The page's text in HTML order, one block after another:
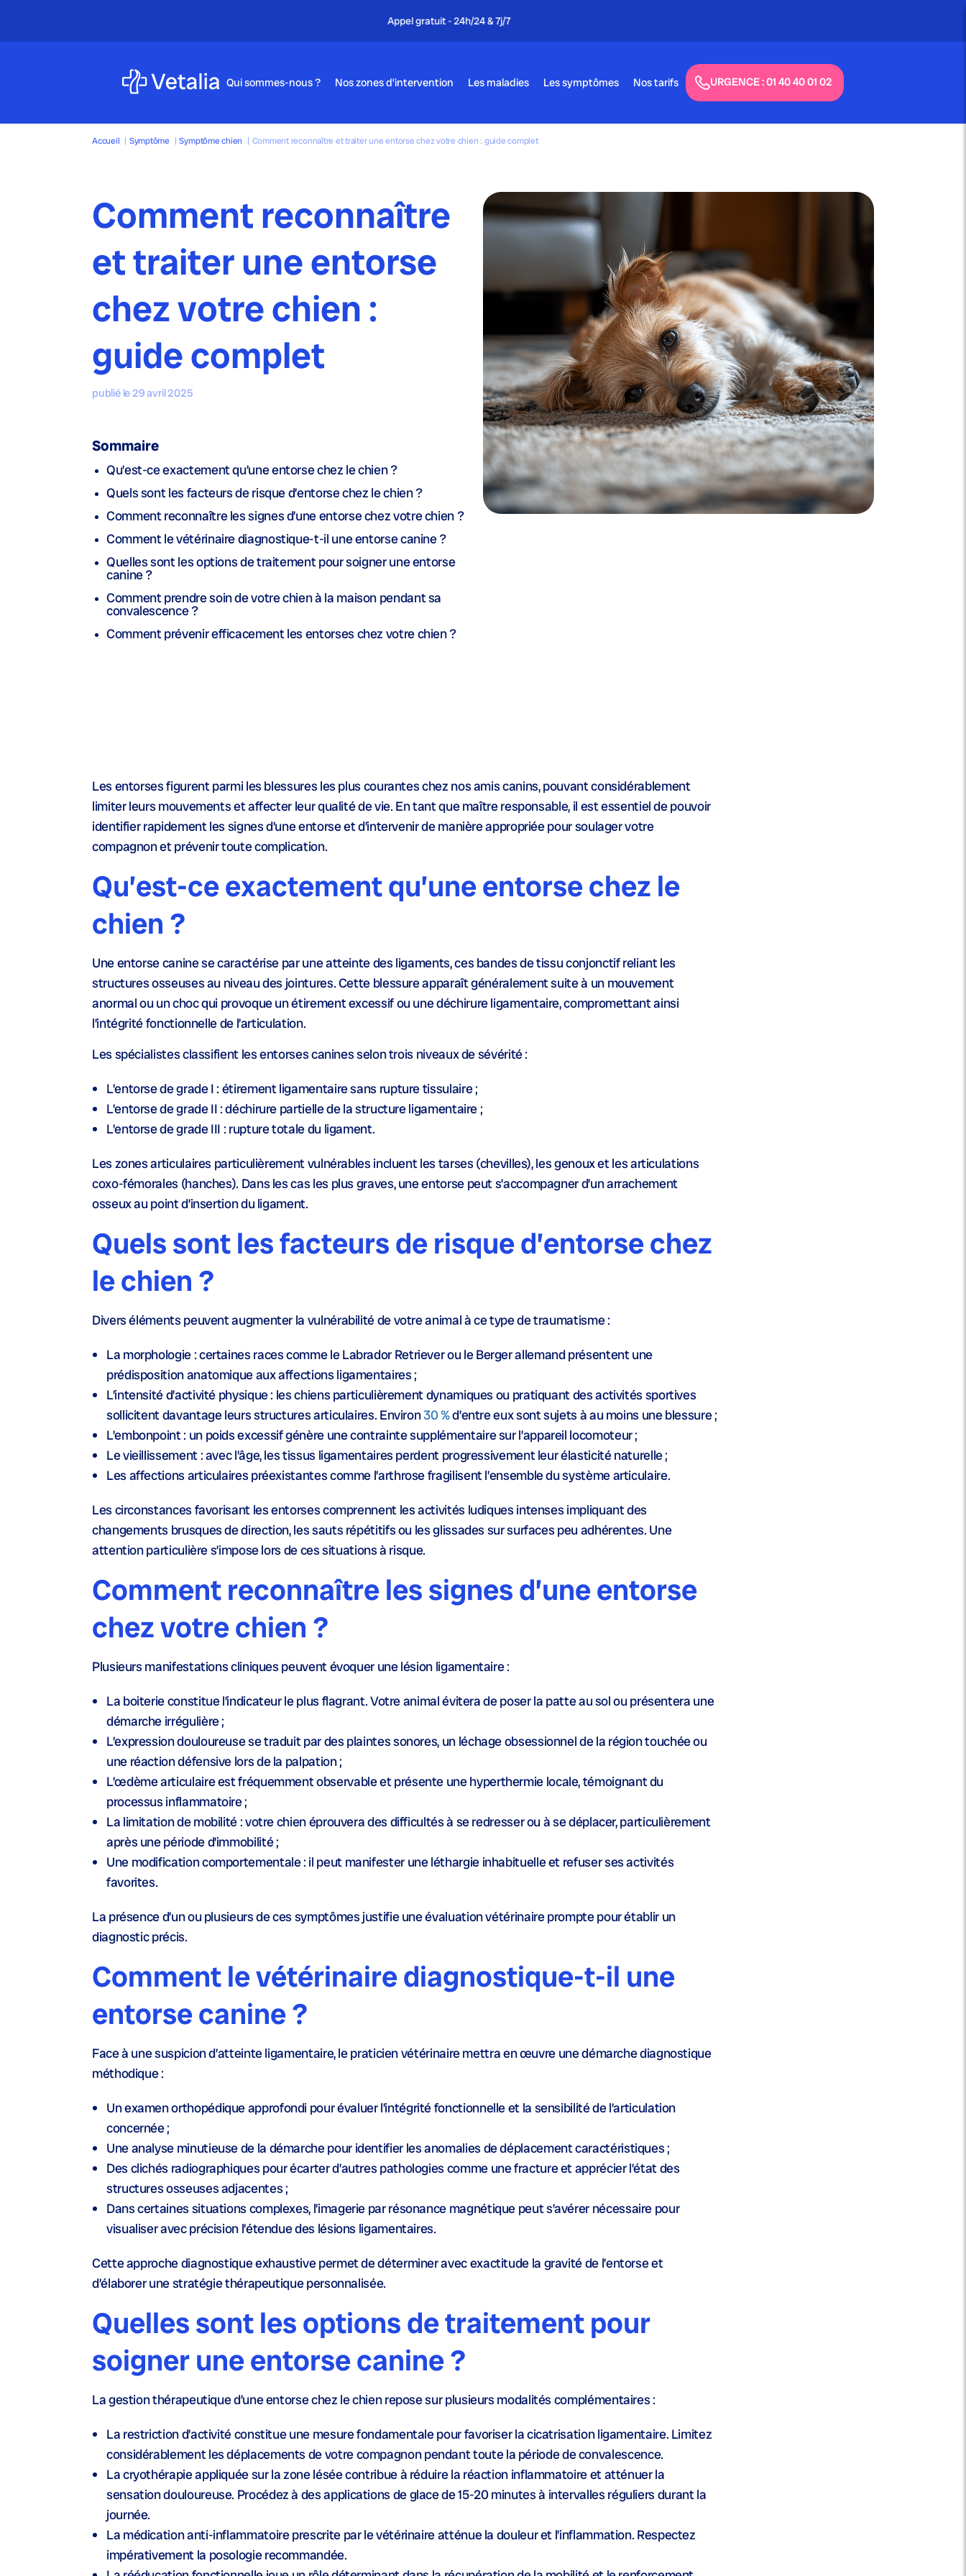
Appel gratuit - 24h/24 & 7j/7
Qui sommes-nous ? Nos zones d’intervention Les maladies Les symptômes Nos tarifs URGENCE : 01 40 40 01 02
Accueil | Symptôme | Symptôme chien | Comment reconnaître et traiter une entorse chez votre chien : guide complet
Comment reconnaître
et traiter une entorse
chez votre chien :
guide complet
publié le 29 avril 2025
Sommaire
Qu’est-ce exactement qu’une entorse chez le chien ?
Quels sont les facteurs de risque d’entorse chez le chien ?
Comment reconnaître les signes d’une entorse chez votre chien ?
Comment le vétérinaire diagnostique-t-il une entorse canine ?
Quelles sont les options de traitement pour soigner une entorse
canine ?
Comment prendre soin de votre chien à la maison pendant sa
convalescence ?
Comment prévenir efficacement les entorses chez votre chien ?
Les entorses figurent parmi les blessures les plus courantes chez nos amis canins, pouvant considérablement
limiter leurs mouvements et affecter leur qualité de vie. En tant que maître responsable, il est essentiel de pouvoir
identifier rapidement les signes d’une entorse et d’intervenir de manière appropriée pour soulager votre
compagnon et prévenir toute complication.
Qu’est-ce exactement qu’une entorse chez le
chien ?
Une entorse canine se caractérise par une atteinte des ligaments, ces bandes de tissu conjonctif reliant les
structures osseuses au niveau des jointures. Cette blessure apparaît généralement suite à un mouvement
anormal ou un choc qui provoque un étirement excessif ou une déchirure ligamentaire, compromettant ainsi
l’intégrité fonctionnelle de l’articulation.
Les spécialistes classifient les entorses canines selon trois niveaux de sévérité :
L’entorse de grade I : étirement ligamentaire sans rupture tissulaire ;
L’entorse de grade II : déchirure partielle de la structure ligamentaire ;
L’entorse de grade III : rupture totale du ligament.
Les zones articulaires particulièrement vulnérables incluent les tarses (chevilles), les genoux et les articulations
coxo-fémorales (hanches). Dans les cas les plus graves, une entorse peut s’accompagner d’un arrachement
osseux au point d’insertion du ligament.
Quels sont les facteurs de risque d’entorse chez
le chien ?
Divers éléments peuvent augmenter la vulnérabilité de votre animal à ce type de traumatisme :
La morphologie: certaines races comme le Labrador Retriever ou le Berger allemand présentent une
prédisposition anatomique aux affections ligamentaires ;
L’intensité d’activité physique: les chiens particulièrement dynamiques ou pratiquant des activités sportives
sollicitent davantage leurs structures articulaires. Environ30 %d’entre eux sont sujets à au moins une blessure ;
L’embonpoint: un poids excessif génère une contrainte supplémentaire sur l’appareil locomoteur ;
Le vieillissement: avec l’âge, les tissus ligamentaires perdent progressivement leur élasticité naturelle ;
Les affections articulairespréexistantes comme l’arthrose fragilisent l’ensemble du système articulaire.
Les circonstances favorisant les entorses comprennent les activités ludiques intenses impliquant des
changements brusques de direction, les sauts répétitifs ou les glissades sur surfaces peu adhérentes. Une
attention particulière s’impose lors de ces situations à risque.
Comment reconnaître les signes d’une entorse
chez votre chien ?
Plusieurs manifestations cliniques peuvent évoquer une lésion ligamentaire :
La boiterieconstitue l’indicateur le plus flagrant. Votre animal évitera de poser la patte au sol ou présentera une
démarche irrégulière ;
L’expression douloureusese traduit par des plaintes sonores, un léchage obsessionnel de la région touchée ou
une réaction défensive lors de la palpation ;
L’œdèmearticulaire est fréquemment observable et présente une hyperthermie locale, témoignant du
processus inflammatoire ;
La limitation de mobilité: votre chien éprouvera des difficultés à se redresser ou à se déplacer, particulièrement
après une période d’immobilité ;
Une modification comportementale: il peut manifester une léthargie inhabituelle et refuser ses activités
favorites.
La présence d’un ou plusieurs de ces symptômes justifie une évaluation vétérinaire prompte pour établir un
diagnostic précis.
Comment le vétérinaire diagnostique-t-il une
entorse canine ?
Face à une suspicion d’atteinte ligamentaire, le praticien vétérinaire mettra en œuvre une démarche diagnostique
méthodique :
Un examen orthopédique approfondi pour évaluer l’intégrité fonctionnelle et la sensibilité de l’articulation
concernée ;
Une analyse minutieuse de la démarche pour identifier les anomalies de déplacement caractéristiques ;
Des clichés radiographiques pour écarter d’autres pathologies comme une fracture et apprécier l’état des
structures osseuses adjacentes ;
Dans certaines situations complexes, l’imagerie par résonance magnétique peut s’avérer nécessaire pour
visualiser avec précision l’étendue des lésions ligamentaires.
Cette approche diagnostique exhaustive permet de déterminer avec exactitude la gravité de l’entorse et
d’élaborer une stratégie thérapeutique personnalisée.
Quelles sont les options de traitement pour
soigner une entorse canine ?
La gestion thérapeutique d’une entorse chez le chien repose sur plusieurs modalités complémentaires :
La restriction d’activitéconstitue une mesure fondamentale pour favoriser la cicatrisation ligamentaire. Limitez
considérablement les déplacements de votre compagnon pendant toute la période de convalescence.
La cryothérapieappliquée sur la zone lésée contribue à réduire la réaction inflammatoire et atténuer la
sensation douloureuse. Procédez à des applications de glace de 15-20 minutes à intervalles réguliers durant la
journée.
La médication anti-inflammatoireprescrite par le vétérinaire atténue la douleur et l’inflammation. Respectez
impérativement la posologie recommandée.